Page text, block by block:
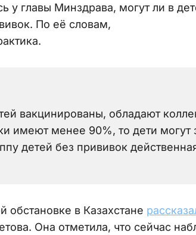
у главы Минздрава, могут ли в
По её словам,
вакцинированы, обладают
имеют менее 90%, то дети могут
детей без прививок
обстановке в Казахстане
Она отметила, что сейчас